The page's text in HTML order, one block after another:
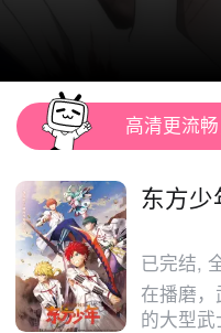
高清更流
东方少
已完结,
在播磨
的大型